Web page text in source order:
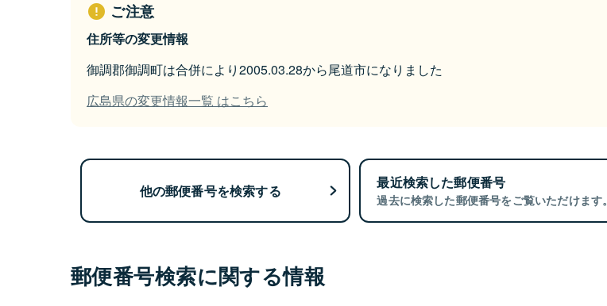
ご注意
住所等の変更情報
御調郡御調町は合併により2005.03.28から尾道市になりました
広島県の変更情報一覧 はこちら
他の郵便番号を検索する 最近検索した郵便番号
過去に検索した郵便番号をご覧いただけます。
郵便番号検索に関する情報